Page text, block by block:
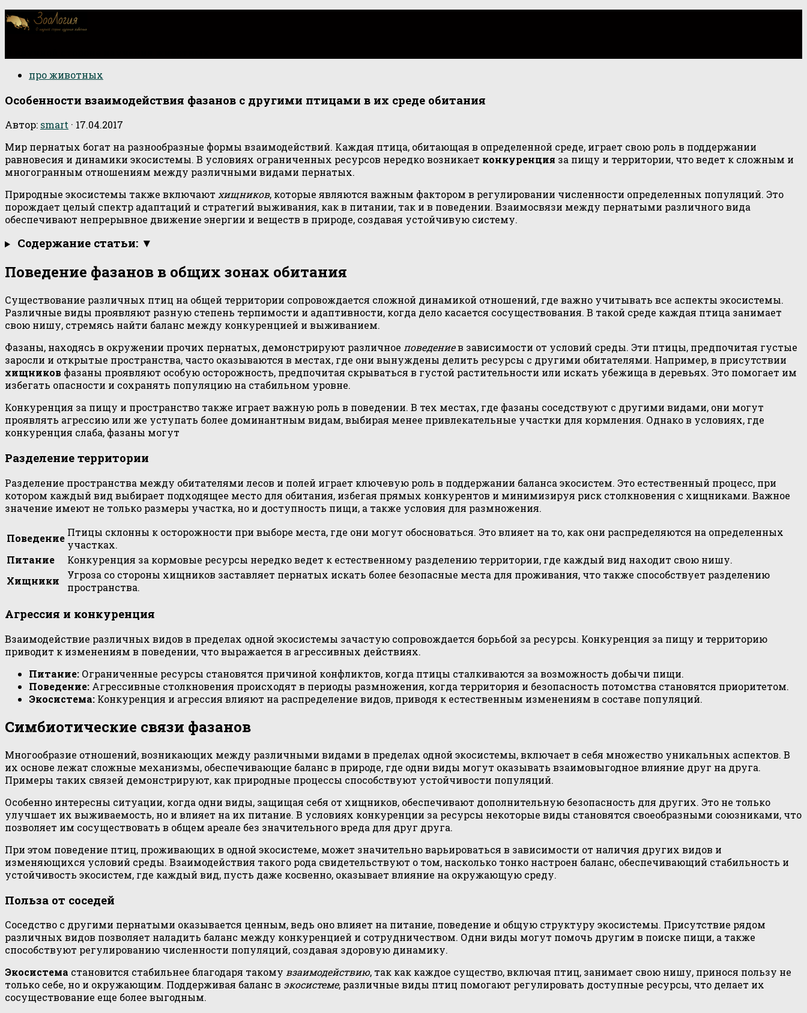
про животных
Особенности взаимодействия фазанов с другими птицами в их среде обитания
Автор: smart · 17.04.2017
Мир пернатых богат на разнообразные формы взаимодействий. Каждая птица, обитающая в определенной среде, играет свою роль в поддержании
равновесия и динамики экосистемы. В условиях ограниченных ресурсов нередко возникает конкуренция за пищу и территории, что ведет к сложным и
многогранным отношениям между различными видами пернатых.
Природные экосистемы также включают хищников, которые являются важным фактором в регулировании численности определенных популяций. Это
порождает целый спектр адаптаций и стратегий выживания, как в питании, так и в поведении. Взаимосвязи между пернатыми различного вида
обеспечивают непрерывное движение энергии и веществ в природе, создавая устойчивую систему.
Содержание статьи: ▼
Поведение фазанов в общих зонах обитания
Существование различных птиц на общей территории сопровождается сложной динамикой отношений, где важно учитывать все аспекты экосистемы.
Различные виды проявляют разную степень терпимости и адаптивности, когда дело касается сосуществования. В такой среде каждая птица занимает
свою нишу, стремясь найти баланс между конкуренцией и выживанием.
Фазаны, находясь в окружении прочих пернатых, демонстрируют различное поведениев зависимости от условий среды. Эти птицы, предпочитая густые
заросли и открытые пространства, часто оказываются в местах, где они вынуждены делить ресурсы с другими обитателями. Например, в присутствии
хищников фазаны проявляют особую осторожность, предпочитая скрываться в густой растительности или искать убежища в деревьях. Это помогает им
избегать опасности и сохранять популяцию на стабильном уровне.
Конкуренция за пищу и пространство также играет важную роль в поведении. В тех местах, где фазаны соседствуют с другими видами, они могут
проявлять агрессию или же уступать более доминантным видам, выбирая менее привлекательные участки для кормления. Однако в условиях, где
конкуренция слаба, фазаны могут
Разделение территории
Разделение пространства между обитателями лесов и полей играет ключевую роль в поддержании баланса экосистем. Это естественный процесс, при
котором каждый вид выбирает подходящее место для обитания, избегая прямых конкурентов и минимизируя риск столкновения с хищниками. Важное
значение имеют не только размеры участка, но и доступность пищи, а также условия для размножения.
Поведение Птицы склонны к осторожности при выборе места, где они могут обосноваться. Это влияет на то, как они распределяются на определенных
участках.
Питание
Конкуренция за кормовые ресурсы нередко ведет к естественному разделению территории, где каждый вид находит свою нишу.
Хищники
Угроза со стороны хищников заставляет пернатых искать более безопасные места для проживания, что также способствует разделению
пространства.
Агрессия и конкуренция
Взаимодействие различных видов в пределах одной экосистемы зачастую сопровождается борьбой за ресурсы. Конкуренция за пищу и территорию
приводит к изменениям в поведении, что выражается в агрессивных действиях.
Питание: Ограниченные ресурсы становятся причиной конфликтов, когда птицы сталкиваются за возможность добычи пищи.
Поведение: Агрессивные столкновения происходят в периоды размножения, когда территория и безопасность потомства становятся приоритетом.
Экосистема: Конкуренция и агрессия влияют на распределение видов, приводя к естественным изменениям в составе популяций.
Симбиотические связи фазанов
Многообразие отношений, возникающих между различными видами в пределах одной экосистемы, включает в себя множество уникальных аспектов. В
их основе лежат сложные механизмы, обеспечивающие баланс в природе, где одни виды могут оказывать взаимовыгодное влияние друг на друга.
Примеры таких связей демонстрируют, как природные процессы способствуют устойчивости популяций.
Особенно интересны ситуации, когда одни виды, защищая себя от хищников, обеспечивают дополнительную безопасность для других. Это не только
улучшает их выживаемость, но и влияет на их питание. В условиях конкуренции за ресурсы некоторые виды становятся своеобразными союзниками, что
позволяет им сосуществовать в общем ареале без значительного вреда для друг друга.
При этом поведение птиц, проживающих в одной экосистеме, может значительно варьироваться в зависимости от наличия других видов и
изменяющихся условий среды. Взаимодействия такого рода свидетельствуют о том, насколько тонко настроен баланс, обеспечивающий стабильность и
устойчивость экосистем, где каждый вид, пусть даже косвенно, оказывает влияние на окружающую среду.
Польза от соседей
Соседство с другими пернатыми оказывается ценным, ведь оно влияет на питание, поведение и общую структуру экосистемы. Присутствие рядом
различных видов позволяет наладить баланс между конкуренцией и сотрудничеством. Одни виды могут помочь другим в поиске пищи, а также
способствуют регулированию численности популяций, создавая здоровую динамику.
Экосистема становится стабильнее благодаря такому взаимодействию, так как каждое существо, включая птиц, занимает свою нишу, принося пользу не
только себе, но и окружающим. Поддерживая баланс в экосистеме, различные виды птиц помогают регулировать доступные ресурсы, что делает их
сосуществование еще более выгодным.